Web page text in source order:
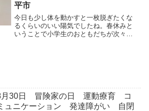
平市
今日も少し体を動かすと一枚脱ぎたくな
るくらいのいい陽気でしたね。春休みと
いうことで小学生のおともだちが次々入
月30日 冒険家の日 運動療育 コ
ュニケーション 発達障がい 自閉